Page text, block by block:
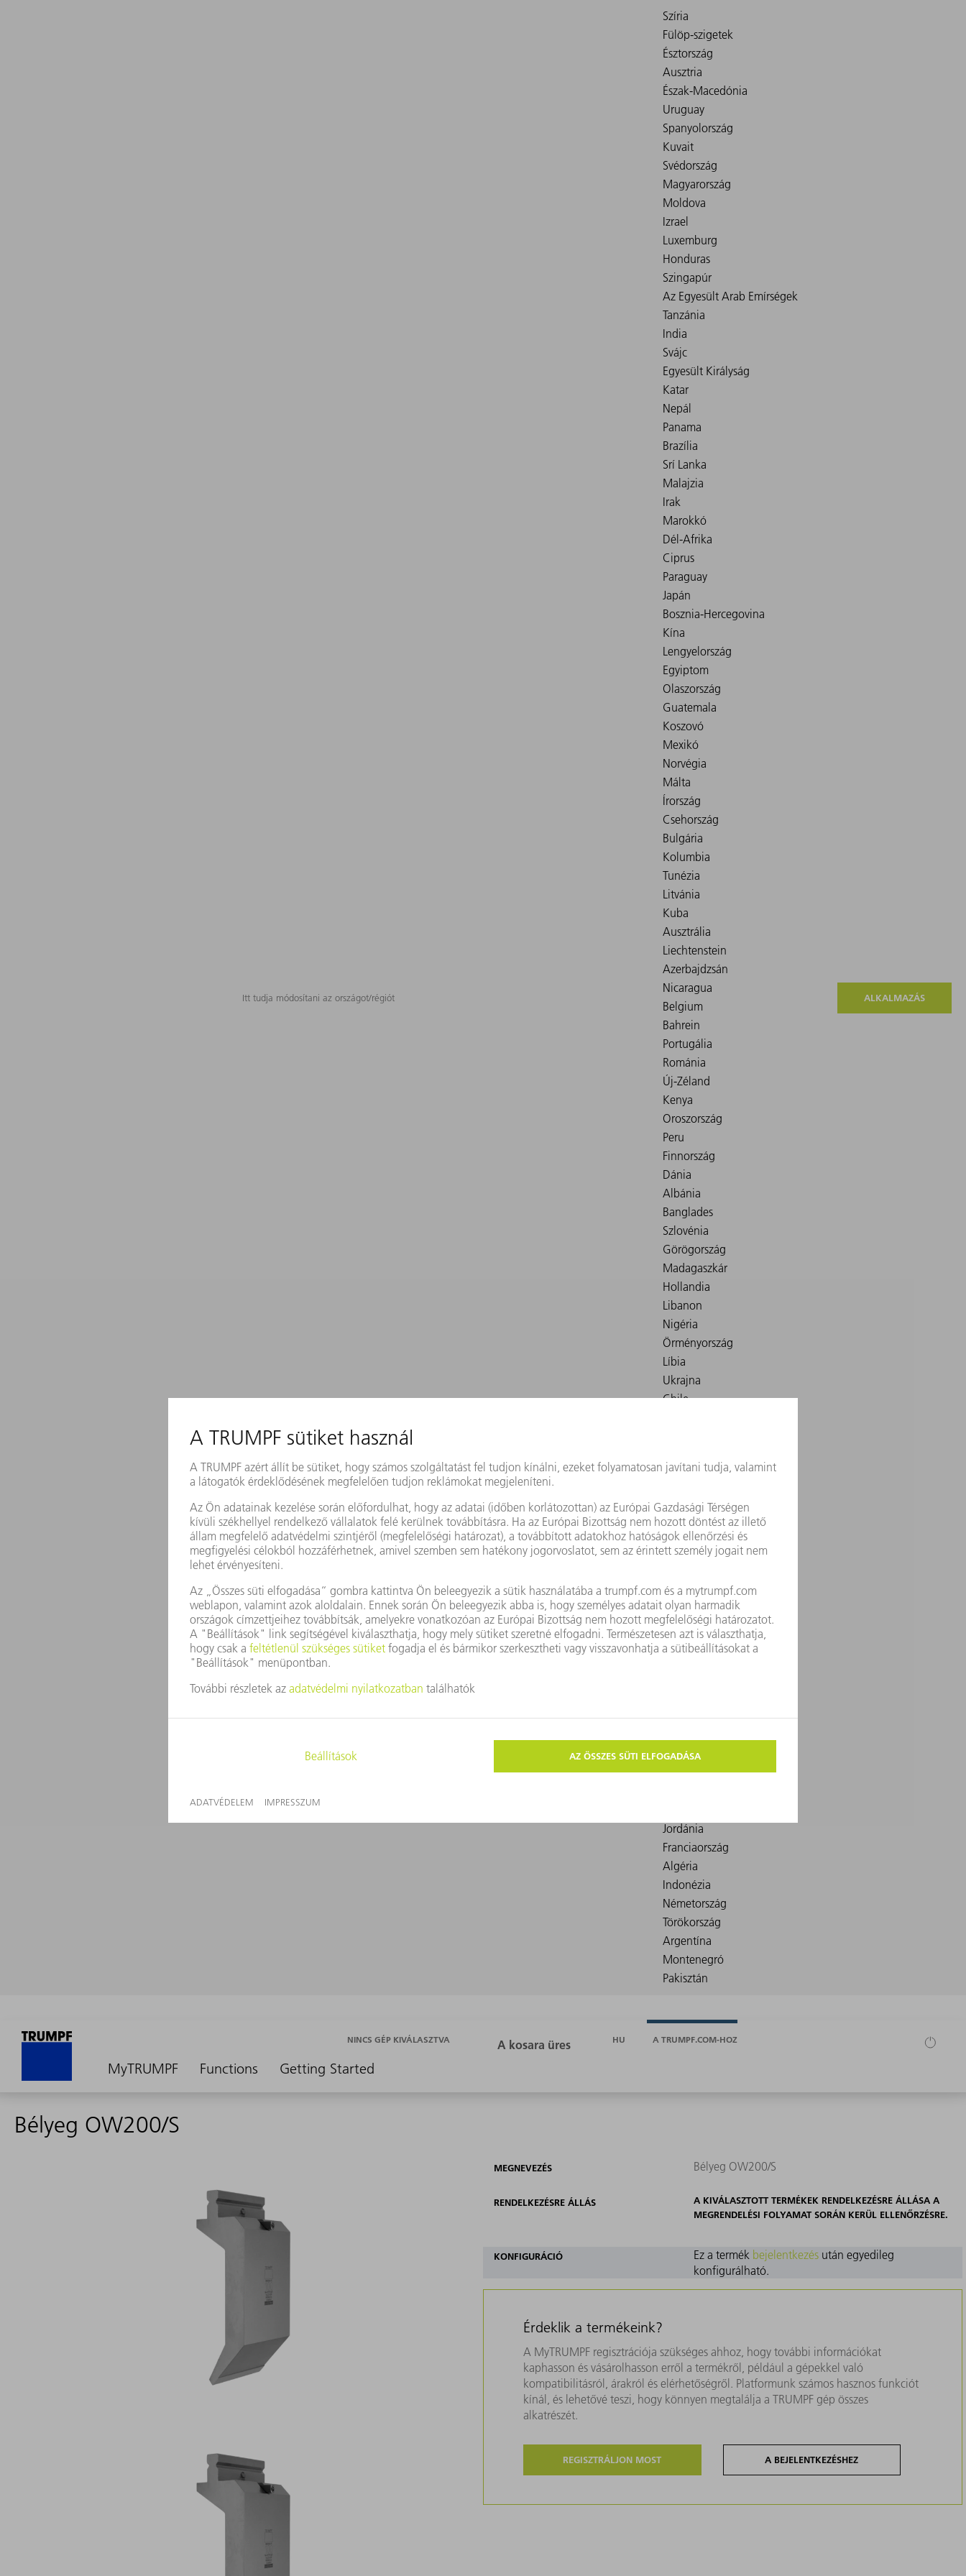
Itt tudja módosítani az országot/régiót ALKALMAZÁS
MyTRUMPF Functions Getting Started
NINCS GÉP KIVÁLASZTVA HU A TRUMPF.COM-HOZ
Bélyeg OW200/S
MEGNEVEZÉS Bélyeg OW200/S
RENDELKEZÉSRE ÁLLÁS
A KIVÁLASZTOTT TERMÉKEK RENDELKEZÉSRE ÁLLÁSA A
MEGRENDELÉSI FOLYAMAT SORÁN KERÜL ELLENŐRZÉSRE.
KONFIGURÁCIÓ Ez a termék bejelentkezésután egyedileg
konfigurálható.
Érdeklik a termékeink?
A MyTRUMPF regisztrációja szükséges ahhoz, hogy további információkat
kaphasson és vásárolhasson erről a termékről, például a gépekkel való
kompatibilitásról, árakról és elérhetőségről. Platformunk számos hasznos funkciót
kínál, és lehetővé teszi, hogy könnyen megtalálja a TRUMPF gép összes
alkatrészét.
REGISZTRÁLJON MOST A BEJELENTKEZÉSHEZ